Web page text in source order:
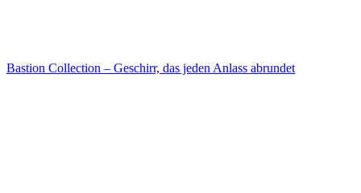
Bastion Collection – Geschirr, das jeden Anlass abrundet